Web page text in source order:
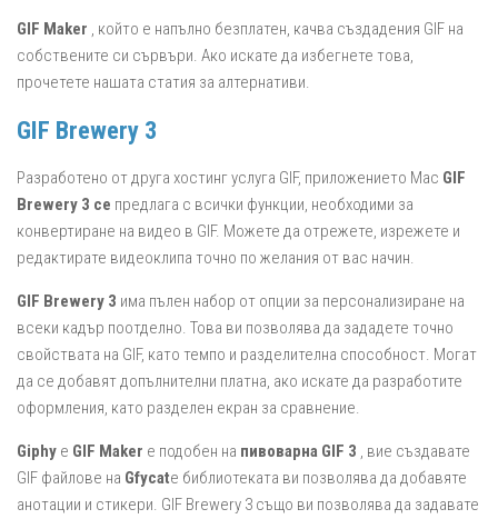
GIF Maker , който е напълно безплатен, качва създадения GIF на
собствените си сървъри. Ако искате да избегнете това,
прочетете нашата статия за алтернативи.
GIF Brewery 3
Разработено от друга хостинг услуга GIF, приложението Mac GIF
Brewery 3 се предлага с всички функции, необходими за
конвертиране на видео в GIF. Можете да отрежете, изрежете и
редактирате видеоклипа точно по желания от вас начин.
GIF Brewery 3 има пълен набор от опции за персонализиране на
всеки кадър поотделно. Това ви позволява да зададете точно
свойствата на GIF, като темпо и разделителна способност. Могат
да се добавят допълнителни платна, ако искате да разработите
оформления, като разделен екран за сравнение.
Giphy е GIF Maker е подобен на пивоварна GIF 3 , вие създавате
GIF файлове на Gfycatе библиотеката ви позволява да добавяте
анотации и стикери. GIF Brewery 3 също ви позволява да задавате